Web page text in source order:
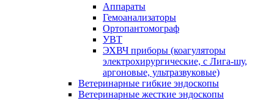
Аппараты
Гемоанализаторы
Ортопантомограф
УВТ
ЭХВЧ приборы (коагуляторы
электрохирургические, с Лига-шу,
аргоновые, ультразвуковые)
Ветеринарные гибкие эндоскопы
Ветеринарные жесткие эндоскопы